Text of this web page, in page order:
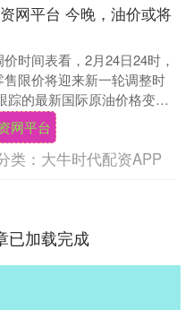
网平台 今晚，油价或将
时间表看，2月24日24时，
售限价将迎来新一轮调整时
踪的最新国际原油价格变动
示，本轮成品油零售限价
网平台
类： 大牛时代配资APP
已加载完成